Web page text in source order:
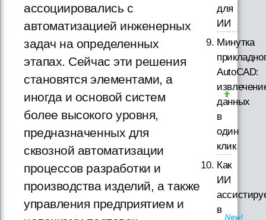
ассоциировались с
автоматизацией инженерных
задач на определенных
этапах. Сейчас эти решения
становятся элементами, а
иногда и основой систем
более высокого уровня,
предназначенных для
сквозной автоматизации
процессов разработки и
производства изделий, а также
управления предприятием и
для
ИИ
Минутка
AutoCAD:
данных
в
один
клик
Как
ИИ
в